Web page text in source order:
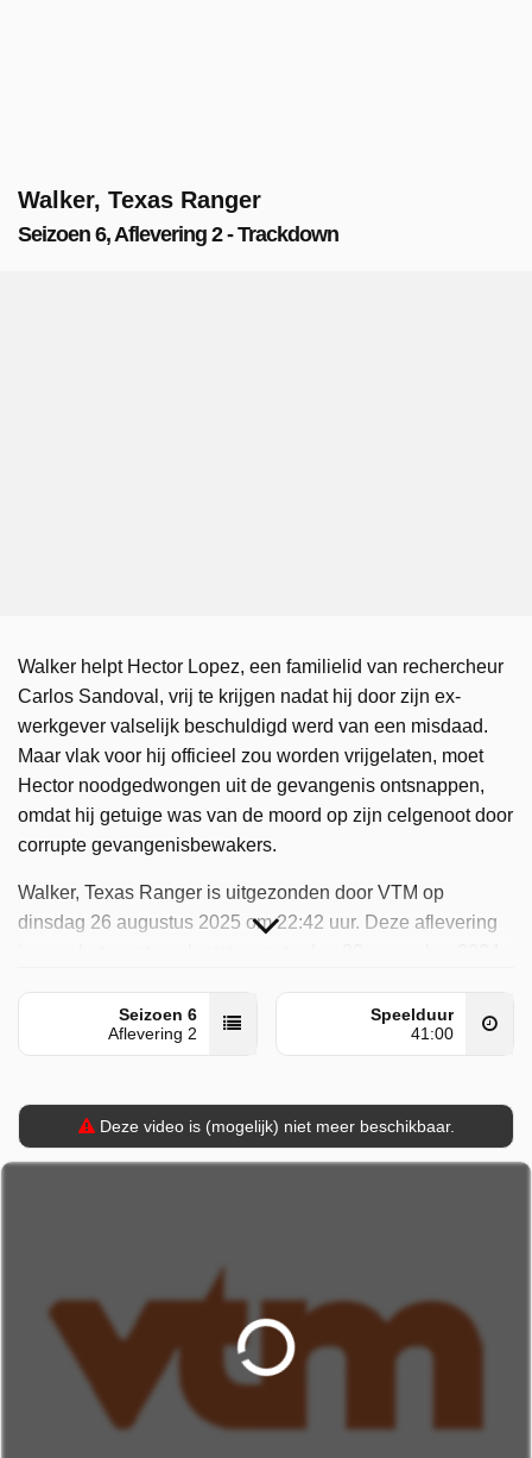
Walker, Texas Ranger
Seizoen 6, Aflevering 2 - Trackdown
Walker helpt Hector Lopez, een familielid van rechercheur
Carlos Sandoval, vrij te krijgen nadat hij door zijn ex-
werkgever valselijk beschuldigd werd van een misdaad.
Maar vlak voor hij officieel zou worden vrijgelaten, moet
Hector noodgedwongen uit de gevangenis ontsnappen,
omdat hij getuige was van de moord op zijn celgenoot door
corrupte gevangenisbewakers.
Walker, Texas Ranger is uitgezonden door VTM op
dinsdag 26 augustus 2025 om 22:42 uur. Deze aflevering
Seizoen 6
Aflevering 2
Speelduur
41:00
Deze video is (mogelijk) niet meer beschikbaar.